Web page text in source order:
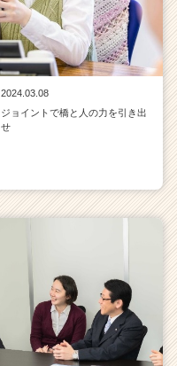
2024.03.08
ジョイントで橋と人の力を引き出
せ